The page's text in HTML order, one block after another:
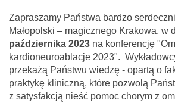
Zapraszamy Państwa bardzo
Małopolski – magicznego Krakowa, w
października 2023 na konferencję
kardioneuroablacje 2023".
przekażą Państwu wiedzę - opartą o
praktykę kliniczną, które pozwolą
z satysfakcją nieść pomoc chorym z